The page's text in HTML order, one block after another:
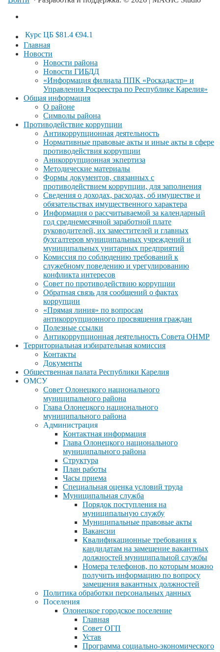
Курс ЦБ $81.4 €94.1
Главная
Новости
Новости района
Новости ГИБДД
«Информация филиала ППК «Роскадастр» и
Управления Росреестра по Республике Карелия»
Общая информация
О районе
Символы района
Противодействие коррупции
Антикоррупционная деятельность
Нормативные правовые акты и иные акты в сфере
противодействия коррупции
Аникоррупционная экпертиза
Методические материалы
Формы документов, связанных с
противодействием коррупции, для заполнения
Сведения о доходах, расходах, об имуществе и
обязательствах имущественного характера
Информация о рассчитываемой за календарный
год среднемесячной заработной плате
руководителей, их заместителей и главных
бухгалтеров муниципальных учреждений и
муниципальных унитарных предприятий
Комиссия по соблюдению требований к
служебному поведению и урегулированию
конфликта интересов
Совет по противодействию коррупции
Обратная связь для сообщений о фактах
коррупции
«Прямая линия» по вопросам
антикоррупционного просвящения граждан
Полезные ссылки
Антикоррупционная деятельность Совета ОНМР
Территориальная избирательная комиссия
Контакты
Документы
Общественная палата Республики Карелия
ОМСУ
Совет Олонецкого национального
муниципального района
Глава Олонецкого национального
муниципального района
Администрация
Контактная информация
Глава Олонецкого национального
муниципального района
Структура
План работы
Часы приема
Специальная оценка условий труда
Муниципальная служба
Порядок поступления на
муниципальную службу
Муниципальные правовые акты
Вакансии
Квалификационные требования к
кандидатам на замещение вакантных
должностей муниципальной службы
Номера телефонов, по которым можно
получить информацию по вопросу
замещения вакантных должностей
Политика обработки персональных данных
Поселения
Олонецкое городское поселение
Главная
Совет ОГП
Устав
Программа социально-экономического